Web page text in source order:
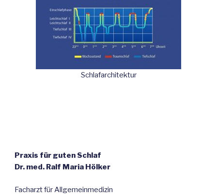
Schlafarchitektur
Praxis für guten Schlaf
Dr. med. Ralf Maria Hölker
Facharzt für Allgemeinmedizin